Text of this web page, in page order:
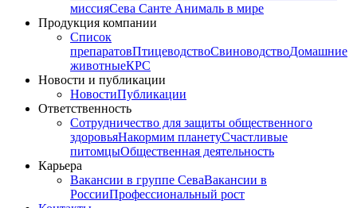
миссияСева Санте Анималь в мире
Продукция компании
Список
препаратовПтицеводствоСвиноводствоДомашние
животныеКРС
Новости и публикации
НовостиПубликации
Ответственность
Сотрудничество для защиты общественного
здоровьяНакормим планетуСчастливые
питомцыОбщественная деятельность
Карьера
Вакансии в группе СеваВакансии в
РоссииПрофессиональный рост